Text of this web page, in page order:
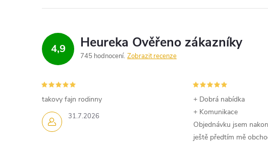
r
v
k
v
ý
p
4,9
745 hodnocení Zobrazit recenze
31.7.2026
takovy fajn rodinny
+ Dobrá nabídka
+ Komunikace
Objednávku jsem
ještě předtím mě